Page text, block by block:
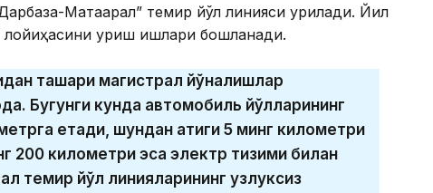
Мақтаарал” темир йўл линияси қурилади. Йил
лойиҳасини қуриш ишлари бошланади.
ташқари магистрал йўналишлар
Бугунги кунда автомобиль йўлларининг
етади, шундан атиги 5 минг километри
200 километри эса электр тизими билан
темир йўл линияларининг узлуксиз